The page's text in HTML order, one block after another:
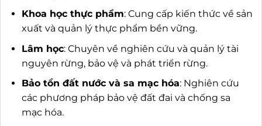
Khoa học thực phẩm: Cung cấp kiến thức về sản
xuất và quản lý thực phẩm bền vững.
Lâm học: Chuyên về nghiên cứu và quản lý tài
nguyên rừng, bảo vệ và phát triển rừng.
Bảo tồn đất nước và sa mạc hóa: Nghiên cứu
các phương pháp bảo vệ đất đai và chống sa
mạc hóa.